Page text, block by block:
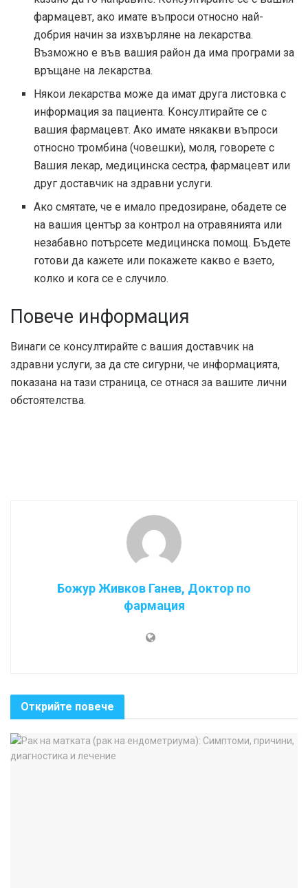
фармацевт, ако имате въпроси относно най-
добрия начин за изхвърляне на лекарства.
Възможно е във вашия район да има програми за
връщане на лекарства.
Някои лекарства може да имат друга листовка с
информация за пациента. Консултирайте се с
вашия фармацевт. Ако имате някакви въпроси
относно тромбина (човешки), моля, говорете с
Вашия лекар, медицинска сестра, фармацевт или
друг доставчик на здравни услуги.
Ако смятате, че е имало предозиране, обадете се
на вашия център за контрол на отравянията или
незабавно потърсете медицинска помощ. Бъдете
готови да кажете или покажете какво е взето,
колко и кога се е случило.
Повече информация
Винаги се консултирайте с вашия доставчик на
здравни услуги, за да сте сигурни, че информацията,
показана на тази страница, се отнася за вашите лични
обстоятелства.
Божур Живков Ганев, Доктор по
фармация
Открийте повече